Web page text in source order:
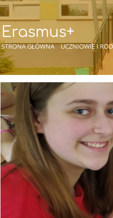
Erasmus+
STRONA GŁÓWNA UCZNIOWIE I
Erasmus+